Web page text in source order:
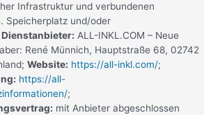
Infrastruktur und verbundenen
Speicherplatz und/oder
Dienstanbieter: ALL-INKL.COM – Neue
René Münnich, Hauptstraße 68, 02742
Website: https://all-inkl.com/;
https://all-
;
mit Anbieter abgeschlossen